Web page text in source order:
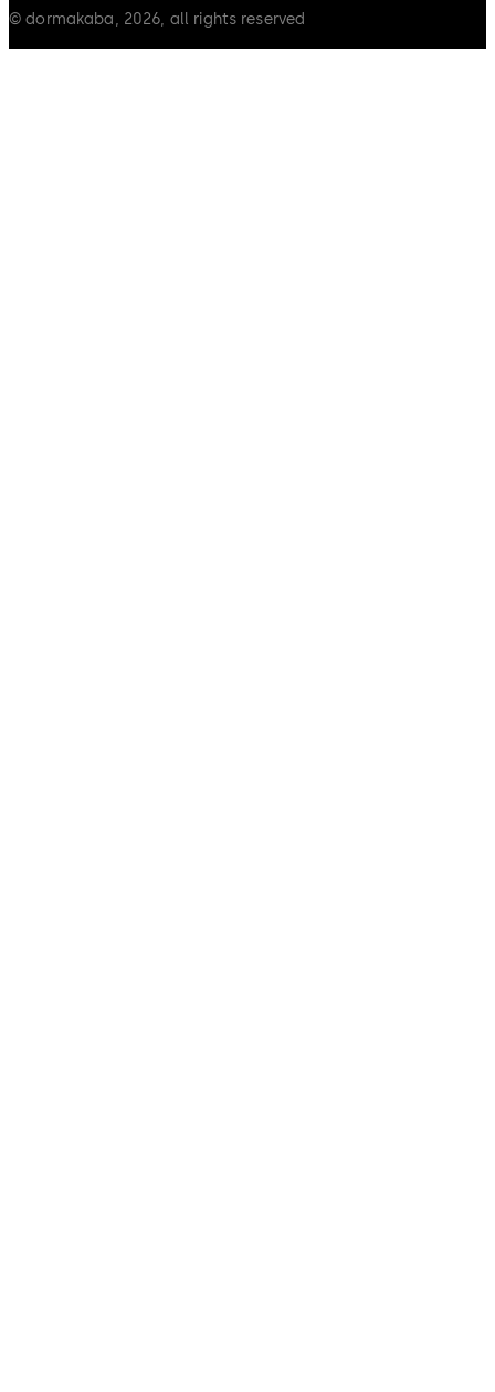
© dormakaba, 2026, all rights reserved